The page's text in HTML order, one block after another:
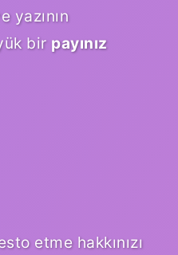
yazının
bir payınız
etme hakkınızı